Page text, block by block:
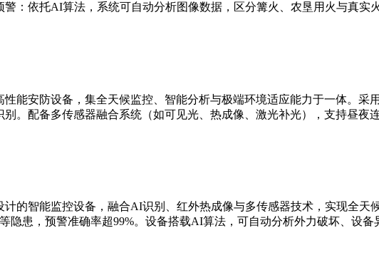
：依托AI算法，系统可自动分析图像数据，区分篝火、农垦用火与真实
能安防设备，集全天候监控、智能分析与极端环境适应能力于一体。采
。配备多传感器融合系统（如可见光、热成像、激光补光），支持昼夜
的智能监控设备，融合AI识别、红外热成像与多传感器技术，实现全天
隐患，预警准确率超99%。设备搭载AI算法，可自动分析外力破坏、设备